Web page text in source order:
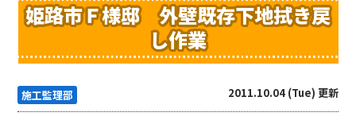
姫路市Ｆ様邸 外壁既存下地拭き戻
し作業
施工監理部 2011.10.04 (Tue) 更新